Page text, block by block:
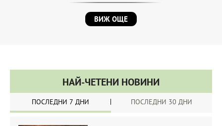
ВИЖ ОЩЕ
НАЙ-ЧЕТЕНИ НОВИНИ
ПОСЛЕДНИ 7 ДНИ ПОСЛЕДНИ 30 ДНИ